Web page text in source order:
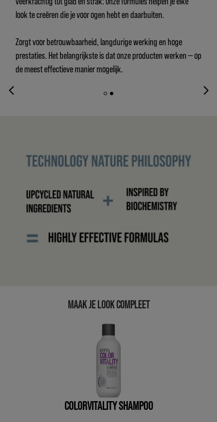
look te creëren die je voor ogen hebt en daarbuiten.
Zorgt voor betrouwbaarheid, langdurige werking en hoge
prestaties. Het belangrijkste is dat onze producten werken — op
de meest effectieve manier mogelijk.
MAAK JE LOOK COMPLEET
COLORVITALITY SHAMPOO